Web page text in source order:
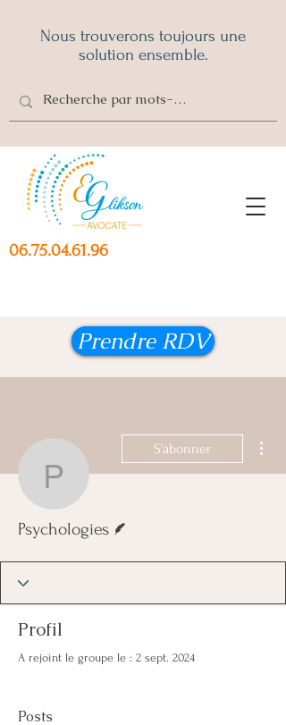
06.75.04.61.96
Nous trouverons toujours une
solution ensemble.
Prendre RDV
Psychologies
S'abonner
Psychologies
Profil
A rejoint le groupe le : 2 sept. 2024
Posts